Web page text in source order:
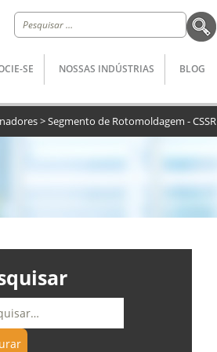
Pesquisar
por:
SE NOSSAS INDÚSTRIAS BLOG
>Segmento de Rotomoldagem - CSSR